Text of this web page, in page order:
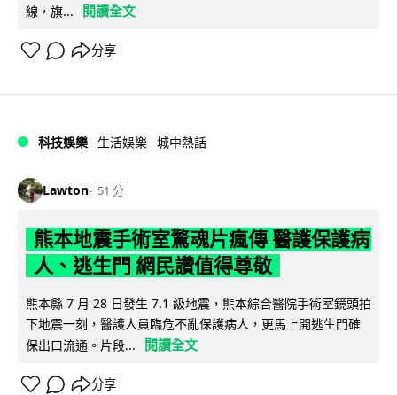
線，旗...
閱讀全文
分享
科技娛樂 生活娛樂 城中熱話
Lawton 51 分
熊本地震手術室驚魂片瘋傳 醫護保護病
人、逃生門 網民讚值得尊敬
熊本縣 7 月 28 日發生 7.1 級地震，熊本綜合醫院手術室鏡頭拍
下地震一刻，醫護人員臨危不亂保護病人，更馬上開逃生門確
保出口流通。片段...
閱讀全文
分享